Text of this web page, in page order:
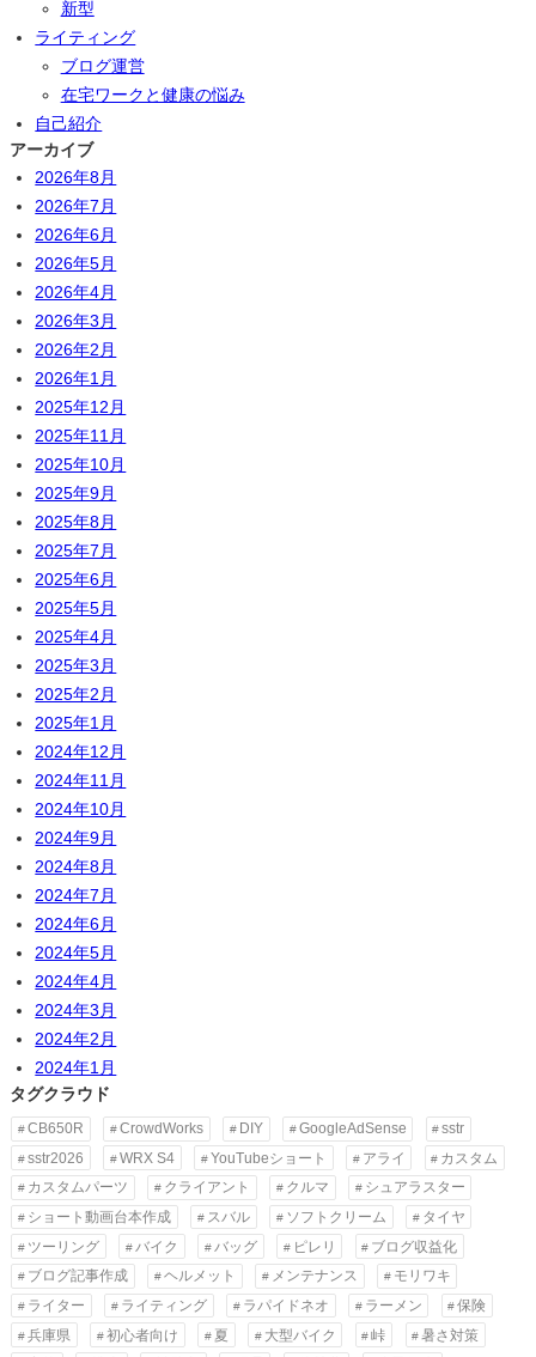
新型
ライティング
ブログ運営
在宅ワークと健康の悩み
自己紹介
アーカイブ
2026年8月
2026年7月
2026年6月
2026年5月
2026年4月
2026年3月
2026年2月
2026年1月
2025年12月
2025年11月
2025年10月
2025年9月
2025年8月
2025年7月
2025年6月
2025年5月
2025年4月
2025年3月
2025年2月
2025年1月
2024年12月
2024年11月
2024年10月
2024年9月
2024年8月
2024年7月
2024年6月
2024年5月
2024年4月
2024年3月
2024年2月
2024年1月
タグクラウド
CB650R CrowdWorks DIY GoogleAdSense
sstr
sstr2026
WRX S4 YouTubeショート アライ
カスタム
カスタムパーツ
クライアント クルマ
シュアラスター
ショート動画台本作成
スバル ソフトクリーム
タイヤ
ツーリング
バイク バッグ ピレリ
ブログ収益化
ブログ記事作成
ヘルメット メンテナンス
モリワキ
ライター
ライティング ラパイドネオ ラーメン
保険
兵庫県
初心者向け 夏 大型バイク 峠
暑さ対策